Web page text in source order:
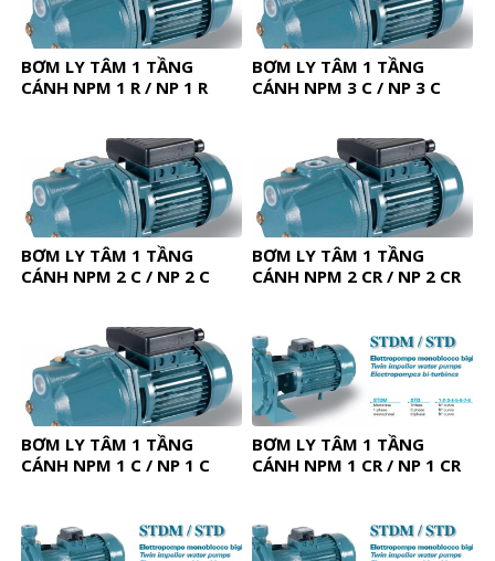
BƠM LY TÂM 1 TẦNG
CÁNH NPM 1 R / NP 1 R
BƠM LY TÂM 1 TẦNG
CÁNH NPM 3 C / NP 3 C
BƠM LY TÂM 1 TẦNG
CÁNH NPM 2 C / NP 2 C
BƠM LY TÂM 1 TẦNG
CÁNH NPM 2 CR / NP 2 CR
BƠM LY TÂM 1 TẦNG
CÁNH NPM 1 C / NP 1 C
BƠM LY TÂM 1 TẦNG
CÁNH NPM 1 CR / NP 1 CR